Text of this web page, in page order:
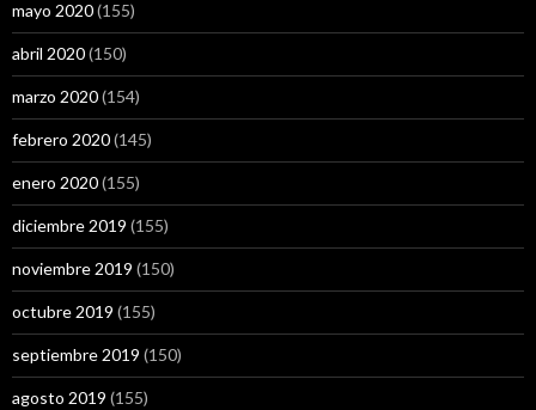
mayo 2020(155)
abril 2020(150)
marzo 2020(154)
febrero 2020(145)
enero 2020(155)
diciembre 2019 (155)
noviembre 2019 (150)
octubre 2019 (155)
septiembre 2019 (150)
agosto 2019 (155)